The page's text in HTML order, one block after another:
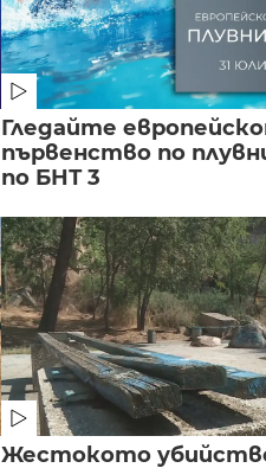
Гледайте
първенство по
по БНТ 3
Жестокото